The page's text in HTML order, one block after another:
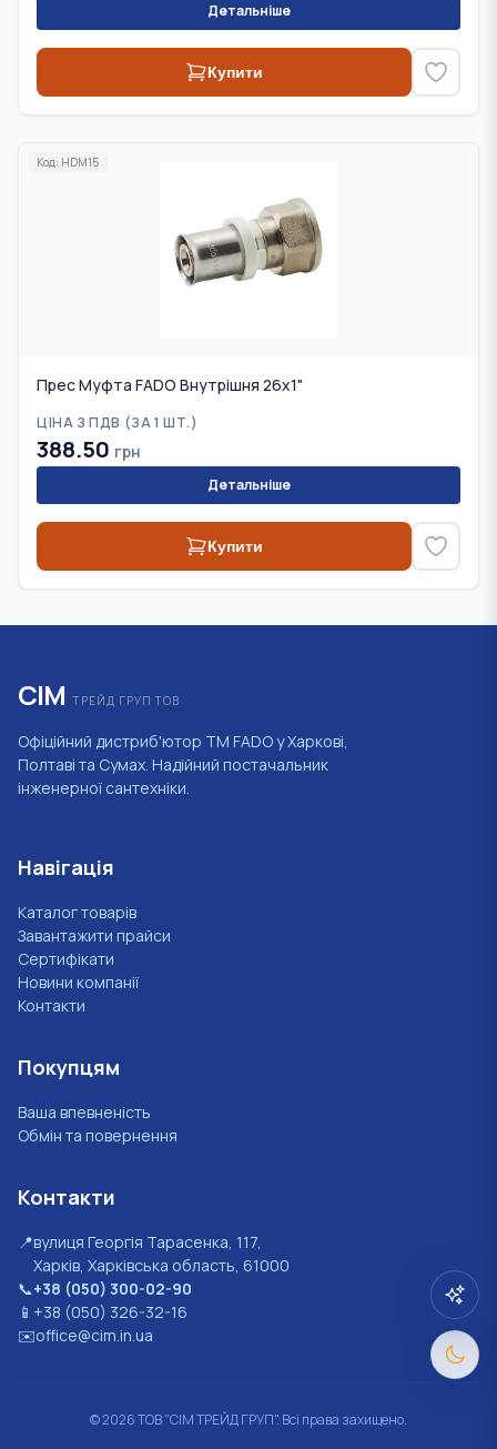
Детальніше
Купити
Код: HDM15
Прес Муфта FADO Внутрішня 26х1"
ЦІНА З ПДВ (ЗА 1 ШТ.)
388.50 грн
Детальніше
Купити
СІМ ТРЕЙД ГРУП ТОВ
Офіційний дистриб'ютор ТМ FADO у Харкові,
Полтаві та Сумах. Надійний постачальник
інженерної сантехніки.
Навігація
Каталог товарів
Завантажити прайси
Сертифікати
Новини компанії
Контакти
Покупцям
Ваша впевненість
Обмін та повернення
Контакти
📍вулиця Георгія Тарасенка, 117,
Харків, Харківська область, 61000
📞+38 (050) 300-02-90
📱 +38 (050) 326-32-16
✉️office@cim.in.ua
©2026ТОВ "СІМ ТРЕЙД ГРУП". Всі права захищено.